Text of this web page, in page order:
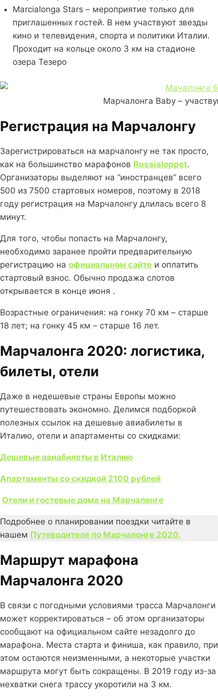
Marcialonga Stars – мероприятие только для
приглашенных гостей. В нем участвуют звезды
кино и телевидения, спорта и политики Италии.
Проходит на кольце около 3 км на стадионе
озера Тезеро
Марчалонга Baby –
Регистрация на Марчалонгу
Зарегистрироваться на марчалонгу не так просто,
как на большинство марафонов Russialoppet.
Организаторы выделяют на “иностранцев” всего
500 из 7500 стартовых номеров, поэтому в 2018
году регистрация на Марчалонгу длилась всего 8
минут.
Для того, чтобы попасть на Марчалонгу,
необходимо заранее пройти предварительную
регистрацию на официальном сайте и оплатить
стартовый взнос. Обычно продажа слотов
открывается в конце июня .
Возрастные ограничения: на гонку 70 км – старше
18 лет; на гонку 45 км – старше 16 лет.
Марчалонга 2020: логистика,
билеты, отели
Даже в недешевые страны Европы можно
путешествовать экономно. Делимся подборкой
полезных ссылок на дешевые авиабилеты в
Италию, отели и апартаменты со скидками:
Дешевые авиабилеты в Италию
Апартаменты со скидкой 2100 рублей
Отели и гостевые дома на Марчалонге
Подробнее о планировании поездки читайте в
нашем Путеводителе по Марчалонге 2020.
Маршрут марафона
Марчалонга 2020
В связи с погодными условиями трасса Марчалонги
может корректироваться – об этом организаторы
сообщают на официальном сайте незадолго до
марафона. Места старта и финиша, как правило, при
этом остаются неизменными, а некоторые участки
маршрута могут быть сокращены. В 2019 году из-за
нехватки снега трассу укоротили на 3 км.